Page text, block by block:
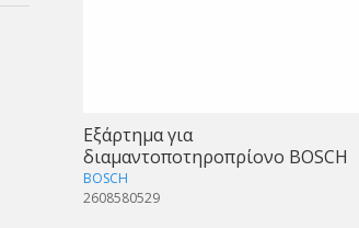
Εξάρτημα για
διαμαντοποτηροπρίονο BOSCH
BOSCH
2608580529